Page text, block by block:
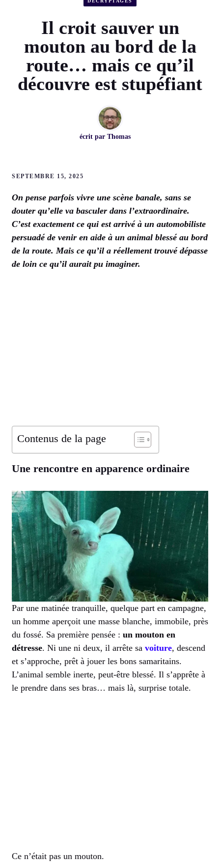
Il croit sauver un
mouton au bord de la
route… mais ce qu’il
découvre est stupéfiant
écrit par Thomas
SEPTEMBRE 15, 2025
On pense parfois vivre une scène banale, sans se
douter qu’elle va basculer dans l’extraordinaire.
C’est exactement ce qui est arrivé à un automobiliste
persuadé de venir en aide à un animal blessé au bord
de la route. Mais ce qu’il a réellement trouvé dépasse
de loin ce qu’il aurait pu imaginer.
Contenus de la page
Une rencontre en apparence ordinaire
Par une matinée tranquille, quelque part en campagne,
un homme aperçoit une masse blanche, immobile, près
du fossé. Sa première pensée : un mouton en
détresse. Ni une ni deux, il arrête sa voiture, descend
et s’approche, prêt à jouer les bons samaritains.
L’animal semble inerte, peut-être blessé. Il s’apprête à
le prendre dans ses bras… mais là, surprise totale.
Ce n’était pas un mouton.